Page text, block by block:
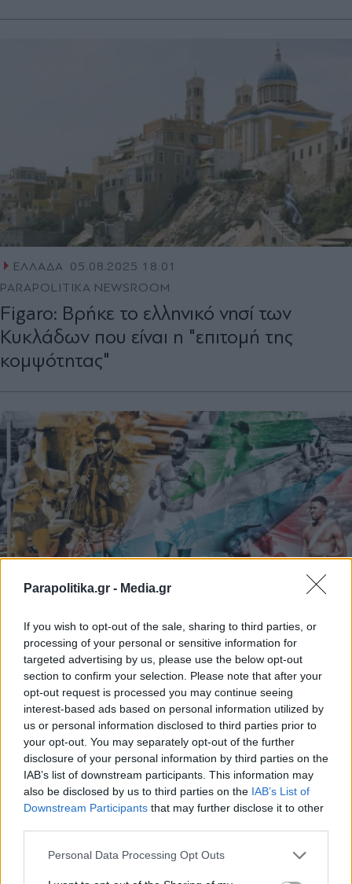
Parapolitika.gr - Media.gr
If you wish to opt-out of the sale, sharing to third parties, or
processing of your personal or sensitive information for
targeted advertising by us, please use the below opt-out
section to confirm your selection. Please note that after your
opt-out request is processed you may continue seeing
interest-based ads based on personal information utilized by
us or personal information disclosed to third parties prior to
your opt-out. You may separately opt-out of the further
disclosure of your personal information by third parties on the
IAB’s list of downstream participants. This information may
also be disclosed by us to third parties on the IAB’s List of
Downstream Participants that may further disclose it to other
Personal Data Processing Opt Outs
ΕΛΛΑΔΑ 05.08.2025 18:01
PARAPOLITIKA NEWSROOM
Figaro: Βρήκε το ελληνικό νησί των
Κυκλάδων που είναι η "επιτομή της
κομψότητας"
STORIES 04.08.2025 20:30
ΓΙΩΡΓΟΣ ΧΡΗΣΤΑΚΟΣ
Τα ελληνικά νησιά έγιναν..."Champions
League" - Ποιες παραλίες προτίμησαν οι
διάσημοι σταρ του ποδοσφαίρου
Εγγραφή στο newsletter